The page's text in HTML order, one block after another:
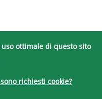
ottimale di questo sito
richiesti cookie?